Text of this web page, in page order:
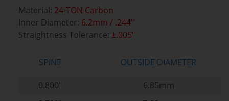
Material: 24-TON Carbon
Inner Diameter: 6.2mm / .244"
Straightness Tolerance: ±.005"
SPINE OUTSIDE DIAMETER
0.800"
6.85mm